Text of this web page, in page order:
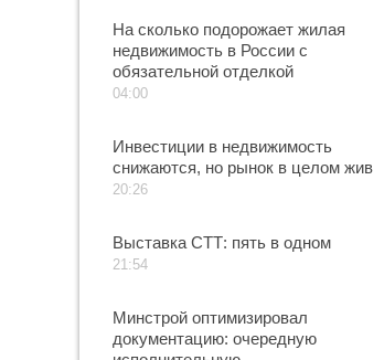
На сколько подорожает жилая
недвижимость в России с
обязательной отделкой
04:00
Инвестиции в недвижимость
снижаются, но рынок в целом жив
20:26
Выставка СТТ: пять в одном
21:54
Минстрой оптимизировал
документацию: очередную